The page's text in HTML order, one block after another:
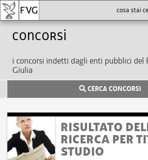
Concorsi
i concorsi indetti dagli enti pubblici del
Giulia
CERCA CONCORSI
RISULTATO
RICERCA PER
STUDIO